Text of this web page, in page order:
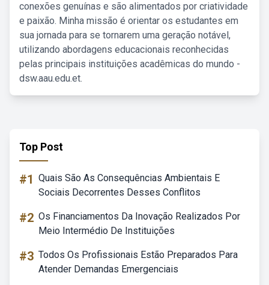
conexões genuínas e são alimentados por criatividade
e paixão. Minha missão é orientar os estudantes em
sua jornada para se tornarem uma geração notável,
utilizando abordagens educacionais reconhecidas
pelas principais instituições acadêmicas do mundo -
dsw.aau.edu.et.
Top Post
#1 Quais São As Consequências Ambientais E
Sociais Decorrentes Desses Conflitos
#2 Os Financiamentos Da Inovação Realizados Por
Meio Intermédio De Instituições
#3 Todos Os Profissionais Estão Preparados Para
Atender Demandas Emergenciais